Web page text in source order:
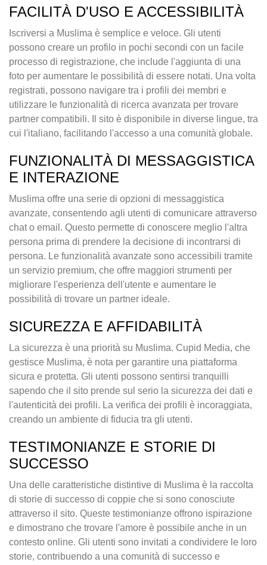
FACILITÀ D'USO E ACCESSIBILITÀ
Iscriversi a Muslima è semplice e veloce. Gli utenti
possono creare un profilo in pochi secondi con un facile
processo di registrazione, che include l'aggiunta di una
foto per aumentare le possibilità di essere notati. Una volta
registrati, possono navigare tra i profili dei membri e
utilizzare le funzionalità di ricerca avanzata per trovare
partner compatibili. Il sito è disponibile in diverse lingue, tra
cui l'italiano, facilitando l'accesso a una comunità globale.
FUNZIONALITÀ DI MESSAGGISTICA
E INTERAZIONE
Muslima offre una serie di opzioni di messaggistica
avanzate, consentendo agli utenti di comunicare attraverso
chat o email. Questo permette di conoscere meglio l'altra
persona prima di prendere la decisione di incontrarsi di
persona. Le funzionalità avanzate sono accessibili tramite
un servizio premium, che offre maggiori strumenti per
migliorare l'esperienza dell'utente e aumentare le
possibilità di trovare un partner ideale.
SICUREZZA E AFFIDABILITÀ
La sicurezza è una priorità su Muslima. Cupid Media, che
gestisce Muslima, è nota per garantire una piattaforma
sicura e protetta. Gli utenti possono sentirsi tranquilli
sapendo che il sito prende sul serio la sicurezza dei dati e
l'autenticità dei profili. La verifica dei profili è incoraggiata,
creando un ambiente di fiducia tra gli utenti.
TESTIMONIANZE E STORIE DI
SUCCESSO
Una delle caratteristiche distintive di Muslima è la raccolta
di storie di successo di coppie che si sono conosciute
attraverso il sito. Queste testimonianze offrono ispirazione
e dimostrano che trovare l'amore è possibile anche in un
contesto online. Gli utenti sono invitati a condividere le loro
storie, contribuendo a una comunità di successo e